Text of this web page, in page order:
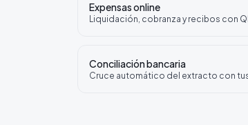
Expensas online
Liquidación, cobranza y recibos con
Conciliación bancaria
Cruce automático del extracto con